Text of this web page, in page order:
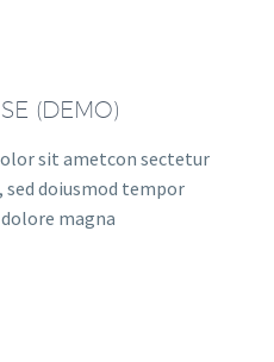
(DEMO)
sit ametcon sectetur
doiusmod tempor
magna